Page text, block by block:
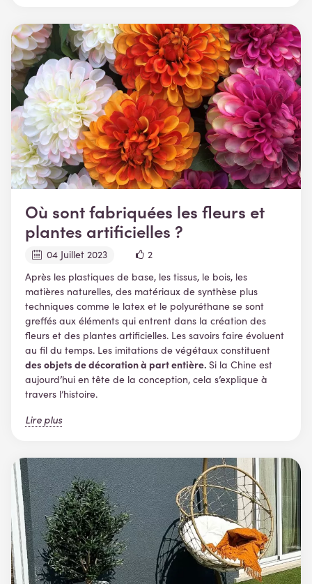
Où sont fabriquées les fleurs et
plantes artificielles ?
04 Juillet 2023
2
Après les plastiques de base, les tissus, le bois, les
matières naturelles, des matériaux de synthèse plus
techniques comme le latex et le polyuréthane se sont
greffés aux éléments qui entrent dans la création des
fleurs et des plantes artificielles. Les savoirs faire évoluent
au fil du temps. Les imitations de végétaux constituent
des objets de décoration à part entière. Si la Chine est
aujourd’hui en tête de la conception, cela s’explique à
travers l’histoire.
Lire plus